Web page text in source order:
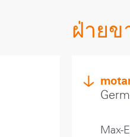
ฝ่ายข
Max-